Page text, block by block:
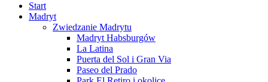
Start
Madryt
Zwiedzanie Madrytu
Madryt Habsburgów
La Latina
Puerta del Sol i Gran Via
Paseo del Prado